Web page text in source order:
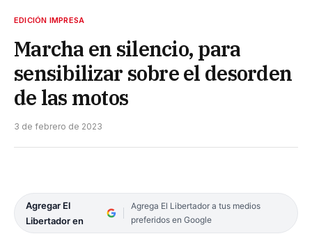
EDICIÓN IMPRESA
Marcha en silencio, para
sensibilizar sobre el desorden
de las motos
3 de febrero de 2023
Agregar El
Libertador en
Agrega El Libertador a tus medios
preferidos en Google